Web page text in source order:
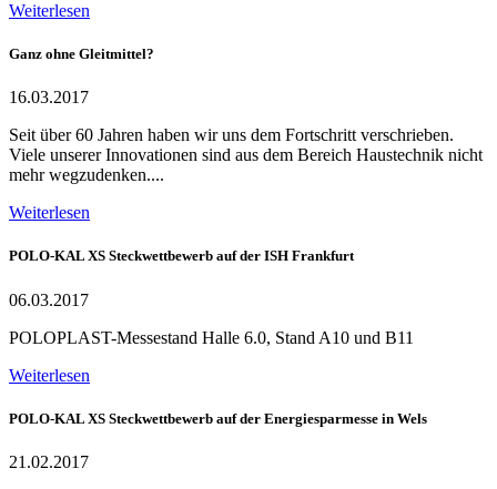
Weiterlesen
Ganz ohne Gleitmittel?
16.03.2017
Seit über 60 Jahren haben wir uns dem Fortschritt verschrieben.
Viele unserer Innovationen sind aus dem Bereich Haustechnik nicht
mehr wegzudenken....
Weiterlesen
POLO-KAL XS Steckwettbewerb auf der ISH Frankfurt
06.03.2017
POLOPLAST-Messestand Halle 6.0, Stand A10 und B11
Weiterlesen
POLO-KAL XS Steckwettbewerb auf der Energiesparmesse in Wels
21.02.2017